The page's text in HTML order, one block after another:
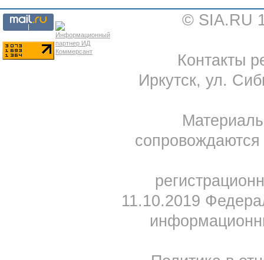
© SIA.RU
Контакты
Иркутск, ул.
11.10.2019